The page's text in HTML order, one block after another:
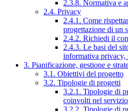
2.3.8. Normativa e
2.4. Privacy
2.4.1. Come
progettazione di un
2.4.2. Richiedi il
2.4.3. Le basi del
informativa
3. Pianificazione, gestione e
3.1. Obiettivi del progetto
3.2. Tipologie di progetti
3.2.1. Tipologie di
coinvolti nel servizio
3.2.2. Tipologie di